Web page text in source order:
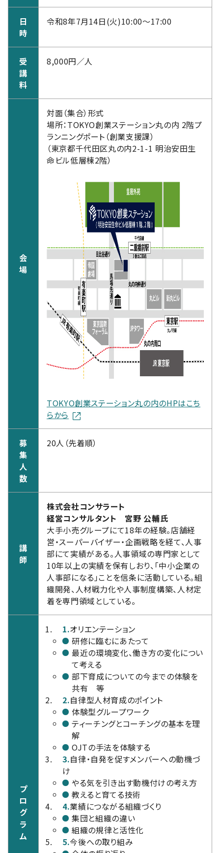
日
時
令和8年7月14日(火)10:00～17:00
受
講
料
8,000円／人
会
場
対面（集合）形式
場所：TOKYO創業ステーション丸の内 2階プ
ランニングポート（創業支援課）
（東京都千代田区丸の内2-1-1 明治安田生
命ビル低層棟2階）
TOKYO創業ステーション丸の内のHPはこち
らから
募
集
人
数
20人（先着順）
講
師
株式会社コンサラート
経営コンサルタント 宮野 公輔氏
大手小売グループにて18年の経験。店舗経
営・スーパーバイザー・企画戦略を経て、人事
部にて実績がある。人事領域の専門家として
10年以上の実績を保有しおり、「中小企業の
人事部になる」ことを信条に活動している。組
織開発、人材戦力化や人事制度構築、人材定
着を専門領域としている。
プ
ロ
グ
ラ
ム
1.オリエンテーション
研修に臨むにあたって
最近の環境変化、働き方の変化につい
て考える
部下育成についての今までの体験を
共有 等
2.自律型人材育成のポイント
体験型グループワーク
ティーチングとコーチングの基本を理
解
OJTの手法を体験する
3.自律・自発を促すメンバーへの動機づ
け
やる気を引き出す動機付けの考え方
教えると育てる技術
4.業績につながる組織づくり
集団と組織の違い
組織の規律と活性化
5.今後への取り組み